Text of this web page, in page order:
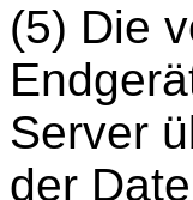
(5) Die
Server
der